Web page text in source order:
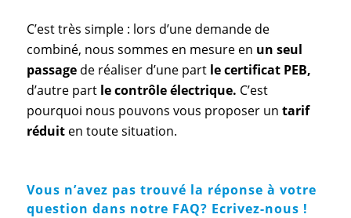
C’est très simple : lors d’une demande de
combiné, nous sommes en mesure en un seul
passage de réaliser d’une part le certificat PEB,
d’autre partle contrôle électrique. C’est
pourquoi nous pouvons vous proposer un tarif
réduiten toute situation.
Vous n’avez pas trouvé la réponse à votre
question dans notre FAQ? Ecrivez-nous !